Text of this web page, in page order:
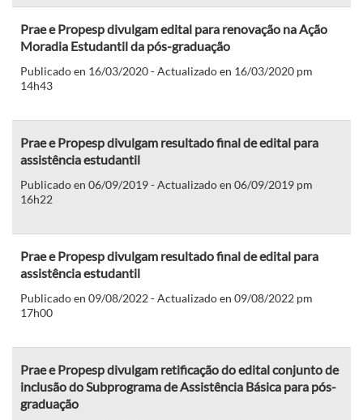
Prae e Propesp divulgam edital para renovação na Ação
Moradia Estudantil da pós-graduação
Publicado en 16/03/2020 - Actualizado en 16/03/2020 pm
14h43
Prae e Propesp divulgam resultado final de edital para
assistência estudantil
Publicado en 06/09/2019 - Actualizado en 06/09/2019 pm
16h22
Prae e Propesp divulgam resultado final de edital para
assistência estudantil
Publicado en 09/08/2022 - Actualizado en 09/08/2022 pm
17h00
Prae e Propesp divulgam retificação do edital conjunto de
inclusão do Subprograma de Assistência Básica para pós-
graduação